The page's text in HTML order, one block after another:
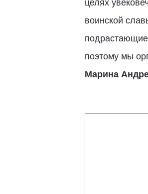
целях
воинской
подрастающие
поэтому мы
Марина